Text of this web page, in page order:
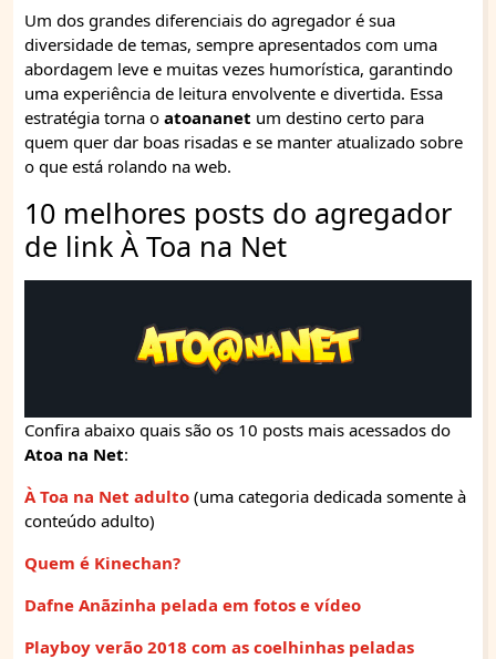
Um dos grandes diferenciais do agregador é sua
diversidade de temas, sempre apresentados com uma
abordagem leve e muitas vezes humorística, garantindo
uma experiência de leitura envolvente e divertida. Essa
estratégia torna o atoananet um destino certo para
quem quer dar boas risadas e se manter atualizado sobre
o que está rolando na web.
10 melhores posts do agregador
de link À Toa na Net
Confira abaixo quais são os 10 posts mais acessados do
Atoa na Net:
À Toa na Net adulto (uma categoria dedicada somente à
conteúdo adulto)
Quem é Kinechan?
Dafne Anãzinha pelada em fotos e vídeo
Playboy verão 2018 com as coelhinhas peladas